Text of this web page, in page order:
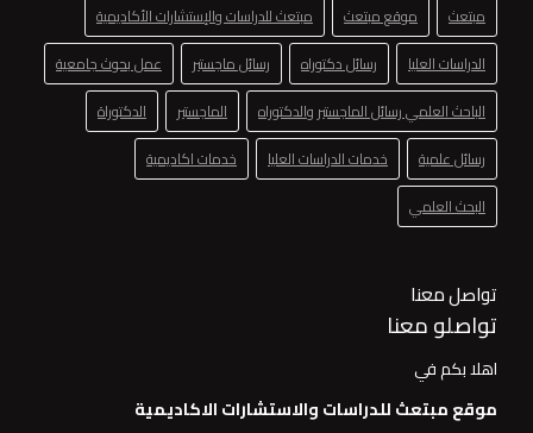
مبتعث موقع مبتعث
مبتعث للدراسات والإستشارات الأكاديمية
الدراسات العليا
رسائل دكتوراه رسائل ماجستير
عمل بحوث جامعية
الباحث العلمي رسائل الماجستير والدكتوراه
الماجستير
الدكتوراة
رسائل علمية
خدمات الدراسات العليا
خدمات اكاديمية
البحث العلمي
تواصل معنا
تواصلو معنا
اهلا بكم في
موقع مبتعث للدراسات والاستشارات الاكاديمية